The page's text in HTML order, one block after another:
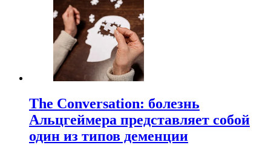
The Conversation: болезнь
Альцгеймера представляет собой
один из типов деменции